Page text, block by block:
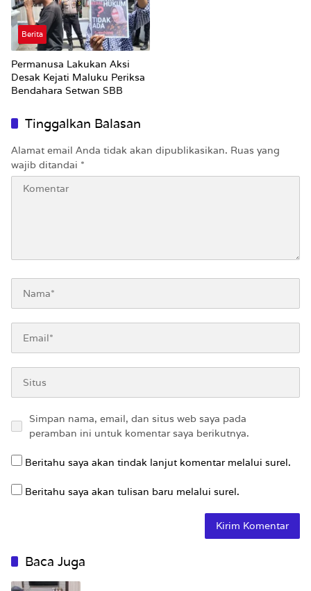
Berita
Permanusa Lakukan Aksi
Desak Kejati Maluku Periksa
Bendahara Setwan SBB
Tinggalkan Balasan
Alamat email Anda tidak akan dipublikasikan. Ruas yang
wajib ditandai *
Simpan nama, email, dan situs web saya pada
peramban ini untuk komentar saya berikutnya.
Beritahu saya akan tindak lanjut komentar melalui surel.
Beritahu saya akan tulisan baru melalui surel.
Baca Juga